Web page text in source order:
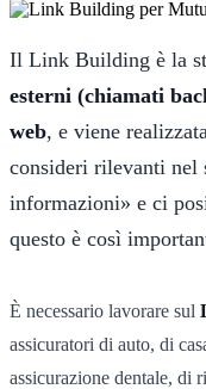
Il Link Building è la
esterni (chiamati
web, e viene
consideri rilevanti nel
informazioni» e ci
questo è così
È necessario lavorare sul
assicuratori di auto, di
assicurazione dentale, di